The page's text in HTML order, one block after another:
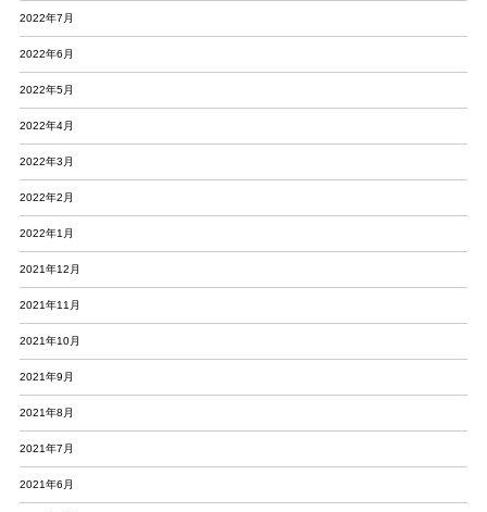
2022年7月
2022年6月
2022年5月
2022年4月
2022年3月
2022年2月
2022年1月
2021年12月
2021年11月
2021年10月
2021年9月
2021年8月
2021年7月
2021年6月